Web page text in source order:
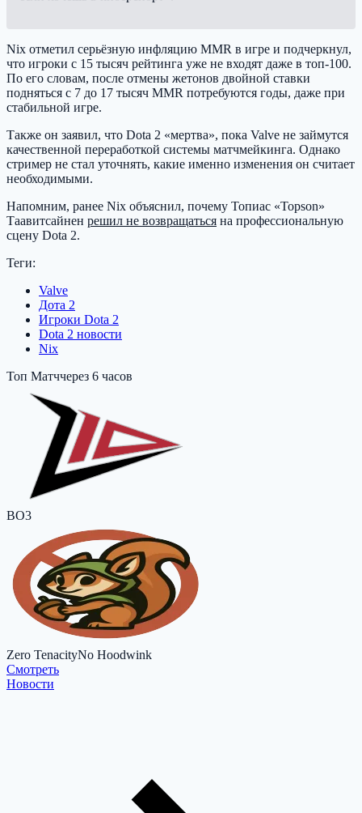
Nix отметил серьёзную инфляцию MMR в игре и подчеркнул,
что игроки с 15 тысяч рейтинга уже не входят даже в топ-100.
По его словам, после отмены жетонов двойной ставки
подняться с 7 до 17 тысяч MMR потребуются годы, даже при
стабильной игре.
Также он заявил, что Dota 2 «мертва», пока Valve не займутся
качественной переработкой системы матчмейкинга. Однако
стример не стал уточнять, какие именно изменения он считает
необходимыми.
Напомним, ранее Nix объяснил, почему Топиас «Topson»
Таавитсайнен решил не возвращаться на профессиональную
сцену Dota 2.
Теги:
Valve
Дота 2
Игроки Dota 2
Dota 2 новости
Nix
Топ Матччерез 6 часов
BO3
Zero TenacityNo Hoodwink
Cмотреть
Новости